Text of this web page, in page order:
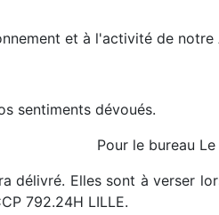
et à l'activité de notre
sentiments dévoués.
Pour le bureau
Elles sont à verser
792.24H LILLE.